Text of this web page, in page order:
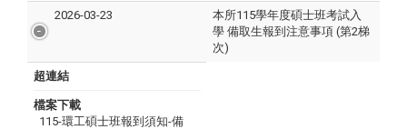
2026-03-23
本所115學年度碩士班考試入
學 備取生報到注意事項 (第2梯
次)
超連結
檔案下載
115-環工碩士班報到須知-備